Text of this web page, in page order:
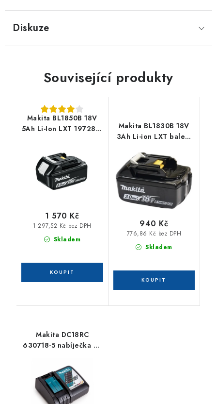
Diskuze
Související produkty
Makita BL1850B 18V
5Ah Li-Ion LXT 197280-
Skladem
1 297,52 Kč bez DPH
1 570 Kč
Makita BL1830B 18V
3Ah Li-ion LXT balení
Skladem
776,86 Kč bez DPH
940 Kč
Makita DC18RC
630718-5 nabíječka Li-